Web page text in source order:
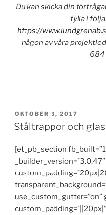
Du kan skicka din
fylla i
https://
någon av våra
684
PUBLICERAT
OKTOBER 3, 2017
Ståltrappor och
[et_pb_section
_builder_version=”3.0.47″
use_custom_gutter=”on”